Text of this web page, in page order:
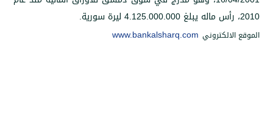
4.125.000.000ليرة سورية.
www.bankalsharq.com